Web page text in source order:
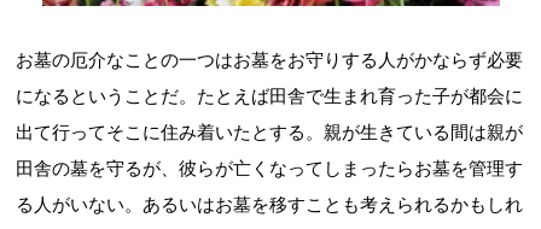
お墓の厄介なことの一つはお墓をお守りする人がかならず必要
になるということだ。たとえば田舎で生まれ育った子が都会に
出て行ってそこに住み着いたとする。親が生きている間は親が
田舎の墓を守るが、彼らが亡くなってしまったらお墓を管理す
る人がいない。あるいはお墓を移すことも考えられるかもしれ